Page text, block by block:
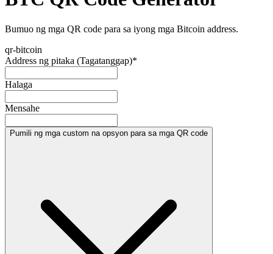
Bumuo ng mga QR code para sa iyong mga Bitcoin address.
qr-bitcoin
Address ng pitaka (Tagatanggap)*
Halaga
Mensahe
Pumili ng mga custom na opsyon para sa mga QR code